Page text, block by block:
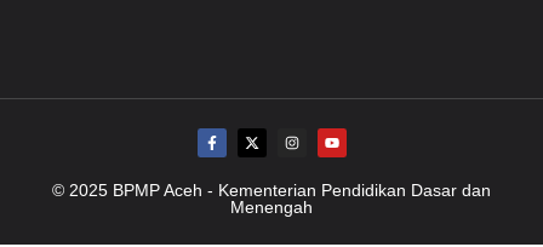
© 2025 BPMP Aceh - Kementerian Pendidikan Dasar dan
Menengah